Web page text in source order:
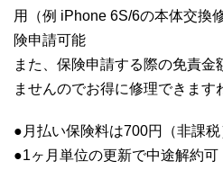
用（例 iPhone 6S/6の本体交換
険申請可能
また、保険申請する際の免責金
ませんのでお得に修理できます
●月払い保険料は700円（非課税
●1ヶ月単位の更新で中途解約可